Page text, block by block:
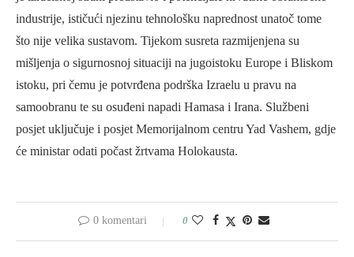
industrije, ističući njezinu tehnološku naprednost unatoč tome
što nije velika sustavom. Tijekom susreta razmijenjena su
mišljenja o sigurnosnoj situaciji na jugoistoku Europe i Bliskom
istoku, pri čemu je potvrđena podrška Izraelu u pravu na
samoobranu te su osuđeni napadi Hamasa i Irana. Službeni
posjet uključuje i posjet Memorijalnom centru Yad Vashem, gdje
će ministar odati počast žrtvama Holokausta.
0 komentari 0